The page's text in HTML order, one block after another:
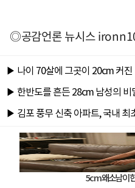
◎공감언론 뉴시스